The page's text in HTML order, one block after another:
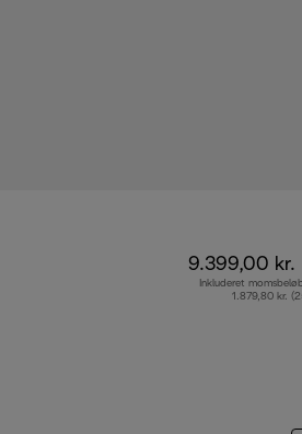
9.399,00 kr.
Inkluderet
1.879,80 kr.